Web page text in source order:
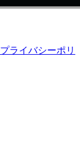
プライバシーポリ